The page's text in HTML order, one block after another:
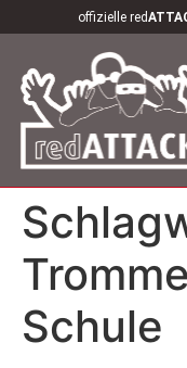
offizielle red
Schule